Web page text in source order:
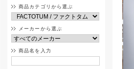
商品カテゴリから選ぶ
メーカーから選ぶ
商品名を入力